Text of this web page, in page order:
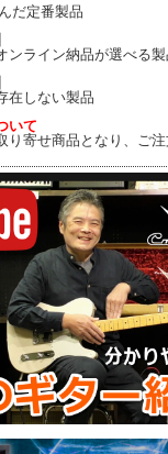
だ定番製品
ンライン納品が選べる
在しない製品
いて
り寄せ商品となり、ご